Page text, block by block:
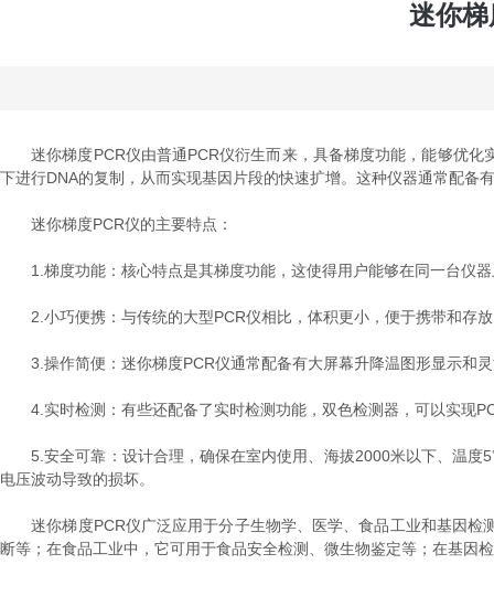
迷你
迷你梯度PCR仪由普通PCR仪衍生而来，具备梯度功能，能够优化
下进行DNA的复制，从而实现基因片段的快速扩增。这种仪器通常配
迷你梯度PCR仪的主要特点：
1.梯度功能：核心特点是其梯度功能，这使得用户能够在同一台仪器
2.小巧便携：与传统的大型PCR仪相比，体积更小，便于携带和存
3.操作简便：迷你梯度PCR仪通常配备有大屏幕升降温图形显示和
4.实时检测：有些还配备了实时检测功能，双色检测器，可以实现
5.安全可靠：设计合理，确保在室内使用、海拔2000米以下、温度
电压波动导致的损坏。
迷你梯度PCR仪广泛应用于分子生物学、医学、食品工业和基因检
断等；在食品工业中，它可用于食品安全检测、微生物鉴定等；在基因